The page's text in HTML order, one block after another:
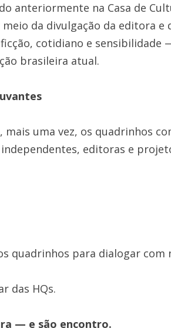
anteriormente na Casa de
da divulgação da editora
cotidiano e sensibilidade
brasileira atual.
uma vez, os quadrinhos
editoras e
quadrinhos para dialogar com
das HQs.
— e são encontro.